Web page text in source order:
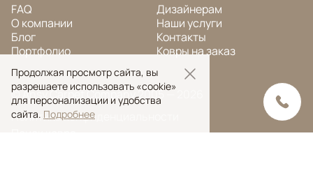
FAQ
О компании
Блог
Портфолио
Дизайнерам
Наши услуги
Контакты
Ковры на заказ
© Ansy Carpet Company 2005 — 2026
Политика конфиденциальности
Продолжая просмотр сайта, вы
разрешаете использовать «cookie»
для персонализации и удобства
сайта. Подробнее